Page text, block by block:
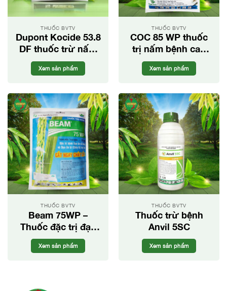
THUỐC BVTV
Dupont Kocide 53.8
DF thuốc trừ nấm
bệnh cho cây trồng
Xem sản phẩm
THUỐC BVTV
COC 85 WP thuốc
trị nấm bệnh cao
cấp
Xem sản phẩm
THUỐC BVTV
Beam 75WP –
Thuốc đặc trị đạo
ôn lá, đạo ôn cổ
bông
Xem sản phẩm
THUỐC BVTV
Thuốc trừ bệnh
Anvil 5SC
Xem sản phẩm